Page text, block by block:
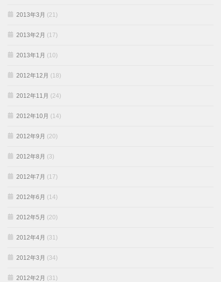
2013年3月 (21)
2013年2月 (17)
2013年1月 (10)
2012年12月 (18)
2012年11月 (24)
2012年10月 (14)
2012年9月 (20)
2012年8月 (3)
2012年7月 (17)
2012年6月 (14)
2012年5月 (20)
2012年4月 (31)
2012年3月 (34)
2012年2月 (31)